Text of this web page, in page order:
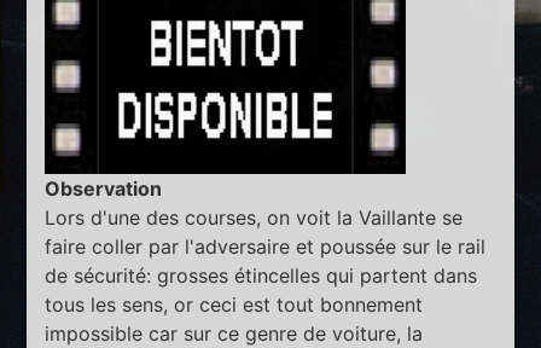
Observation
Lors d'une des courses, on voit la Vaillante se
faire coller par l'adversaire et poussée sur le rail
de sécurité: grosses étincelles qui partent dans
tous les sens, or ceci est tout bonnement
impossible car sur ce genre de voiture, la